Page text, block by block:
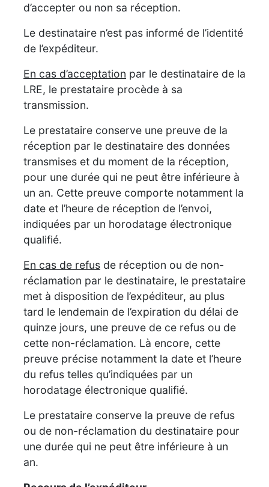
d’accepter ou non sa réception.
Le destinataire n’est pas informé de l’identité
de l’expéditeur.
En cas d’acceptation par le destinataire de la
LRE, le prestataire procède à sa
transmission.
Le prestataire conserve une preuve de la
réception par le destinataire des données
transmises et du moment de la réception,
pour une durée qui ne peut être inférieure à
un an. Cette preuve comporte notamment la
date et l’heure de réception de l’envoi,
indiquées par un horodatage électronique
qualifié.
En cas de refus de réception ou de non-
réclamation par le destinataire, le prestataire
met à disposition de l’expéditeur, au plus
tard le lendemain de l’expiration du délai de
quinze jours, une preuve de ce refus ou de
cette non-réclamation. Là encore, cette
preuve précise notamment la date et l’heure
du refus telles qu’indiquées par un
horodatage électronique qualifié.
Le prestataire conserve la preuve de refus
ou de non-réclamation du destinataire pour
une durée qui ne peut être inférieure à un
an.